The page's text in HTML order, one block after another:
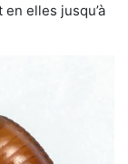
elles jusqu’à